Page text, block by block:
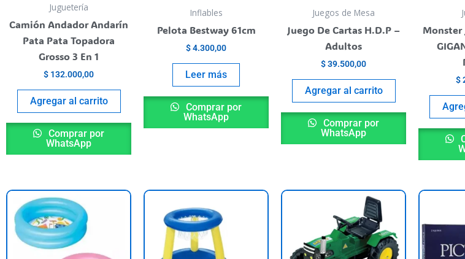
Juguetería
Camión Andador Andarín
Pata Pata Topadora
Grosso 3 En 1
$ 132.000,00
Agregar al carrito
Comprar por
WhatsApp
Inflables
Pelota Bestway 61cm
$4.300,00
Leer más
Comprar por
WhatsApp
Juegos de Mesa
Juego De Cartas H.D.P –
Adultos
$39.500,00
Agregar al carrito
Comprar por
WhatsApp
Monster
$